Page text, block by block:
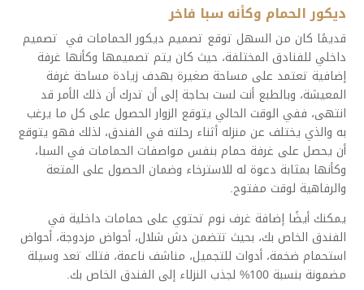
ديكور الحمام وكأنه سبا فاخر
قديمًا كان من السهل توقع تصميم ديكور الحمامات في تصميم
داخلي للفنادق المختلفة، حيث كان يتم تصميمها وكأنها غرفة
إضافية تعتمد على مساحة صغيرة بهدف زيادة مساحة غرفة
المعيشة، وبالطبع أنت لست بحاجة إلى أن تدرك أن ذلك الأمر قد
انتهى، ففي الوقت الحالي يتوقع الزوار الحصول على كل ما يرغب
به والذي يختلف عن منزله أثناء رحلته في الفندق، لذلك فهو يتوقع
أن يحصل على غرفة حمام بنفس مواصفات الحمامات في السبا،
وكأنها بمثابة دعوة له للاسترخاء وضمان الحصول على المتعة
والرفاهية لوقت مفتوح.
يمكنك أيضًا إضافة غرف نوم تحتوي على حمامات داخلية في
الفندق الخاص بك، بحيث تتضمن دش شلال، أحواض مزدوجة، أحواض
استحمام ضخمة، أدوات للتجميل، مناشف ناعمة، فتلك تعد وسيلة
مضمونة بنسبة 100% لجذب النزلاء إلى الفندق الخاص بك.